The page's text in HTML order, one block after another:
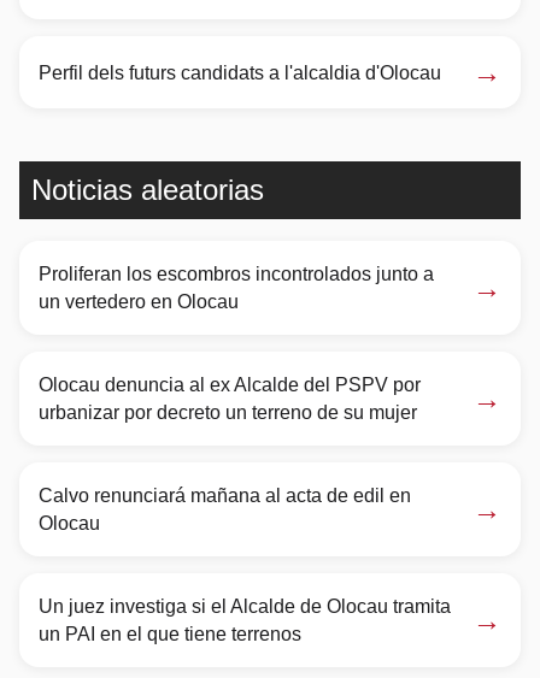
Perfil dels futurs candidats a l'alcaldia d'Olocau →
Noticias aleatorias
Proliferan los escombros incontrolados junto a
un vertedero en Olocau
→
Olocau denuncia al ex Alcalde del PSPV por
urbanizar por decreto un terreno de su mujer
→
Calvo renunciará mañana al acta de edil en
Olocau
→
Un juez investiga si el Alcalde de Olocau tramita
un PAI en el que tiene terrenos
→